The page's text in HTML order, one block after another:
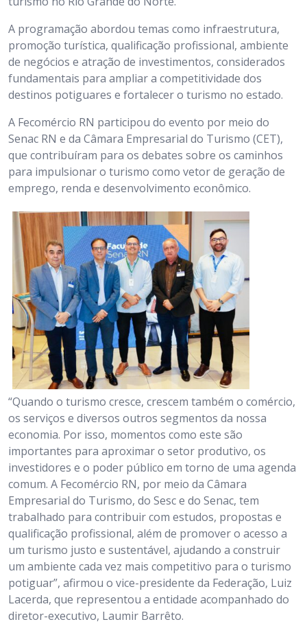
A programação abordou temas como infraestrutura,
promoção turística, qualificação profissional, ambiente
de negócios e atração de investimentos, considerados
fundamentais para ampliar a competitividade dos
destinos potiguares e fortalecer o turismo no estado.
A Fecomércio RN participou do evento por meio do
Senac RN e da Câmara Empresarial do Turismo (CET),
que contribuíram para os debates sobre os caminhos
para impulsionar o turismo como vetor de geração de
emprego, renda e desenvolvimento econômico.
“Quando o turismo cresce, crescem também o comércio,
os serviços e diversos outros segmentos da nossa
economia. Por isso, momentos como este são
importantes para aproximar o setor produtivo, os
investidores e o poder público em torno de uma agenda
comum. A Fecomércio RN, por meio da Câmara
Empresarial do Turismo, do Sesc e do Senac, tem
trabalhado para contribuir com estudos, propostas e
qualificação profissional, além de promover o acesso a
um turismo justo e sustentável, ajudando a construir
um ambiente cada vez mais competitivo para o turismo
potiguar”, afirmou o vice-presidente da Federação, Luiz
Lacerda, que representou a entidade acompanhado do
diretor-executivo, Laumir Barrêto.